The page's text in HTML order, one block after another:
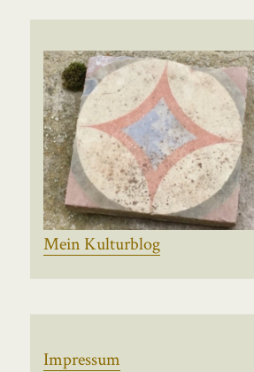
Mein Kulturblog
Impressum